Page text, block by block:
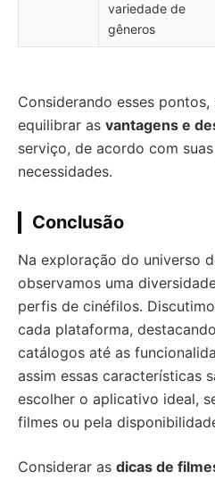
variedade de
gêneros
Considerando esses
equilibrar as vantagens e
serviço, de acordo com
necessidades.
Conclusão
Na exploração do universo
observamos uma
perfis de cinéfilos.
cada plataforma,
catálogos até as
assim essas características
escolher o aplicativo ideal,
filmes ou pela
Considerar as dicas de